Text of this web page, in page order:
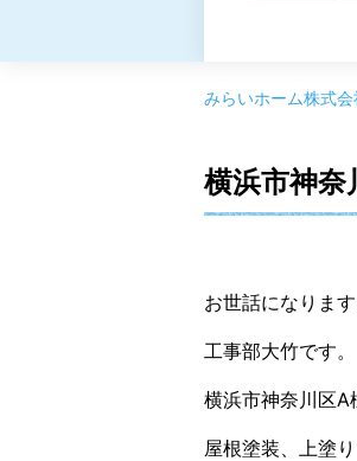
みらいホーム株式会
横浜市神
お世話になります
工事部大竹です。
横浜市神奈川区A
屋根塗装、上塗り